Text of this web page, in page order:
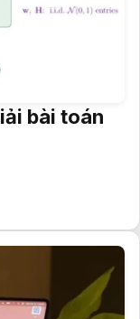
bài toán